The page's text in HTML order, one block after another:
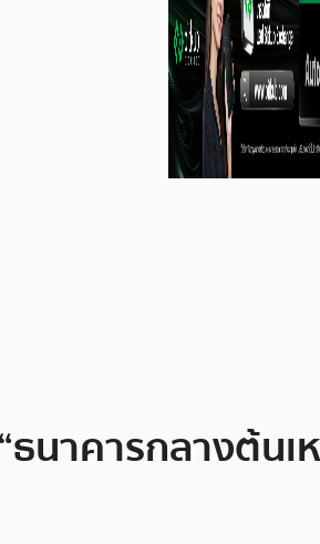
ธนาคารกลางต้น